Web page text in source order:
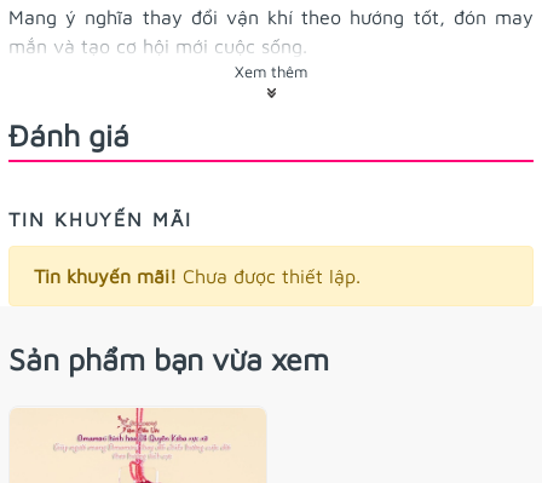
Mang ý nghĩa thay đổi vận khí theo hướng tốt, đón may
mắn và tạo cơ hội mới cuộc sống.
Dây ren, hợp treo túi xách (hơi bị
xinh nha)
Omamori không có hạn dùng, bạn cứ đeo đến khi cũ
thì đổi thôi ạ
Xem thêm
Đánh giá
TIN KHUYẾN MÃI
Tin khuyến mãi! Chưa được thiết lập.
Sản phẩm bạn vừa xem